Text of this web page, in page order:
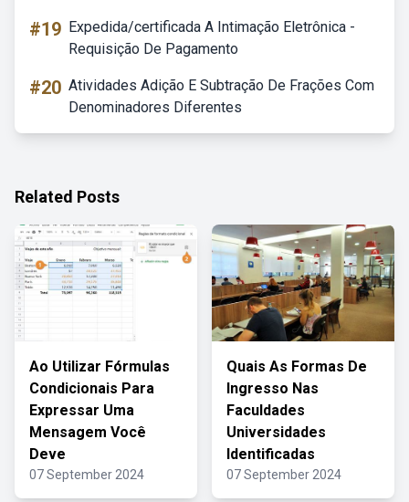
#19 Expedida/certificada A Intimação Eletrônica -
Requisição De Pagamento
#20 Atividades Adição E Subtração De Frações Com
Denominadores Diferentes
Related Posts
Ao Utilizar Fórmulas
Condicionais Para
Expressar Uma
Mensagem Você
Deve
07 September 2024
Quais As Formas De
Ingresso Nas
Faculdades
Universidades
Identificadas
07 September 2024